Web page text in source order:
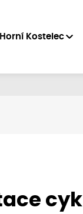
Horní Kostelec